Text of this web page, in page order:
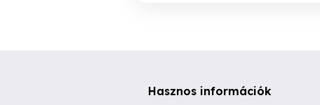
Hasznos információk